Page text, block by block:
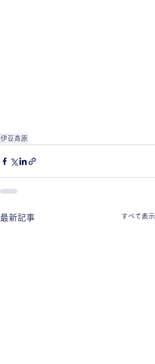
伊豆高原
最新記事 すべて表示